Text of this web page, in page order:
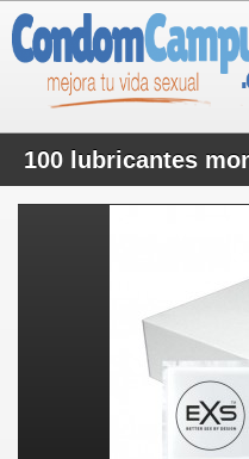
100 lubricantes